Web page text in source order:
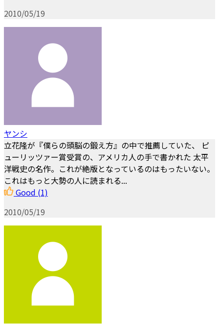
2010/05/19
ヤンシ
立花隆が『僕らの頭脳の鍛え方』の中で推薦していた、 ピ
ューリッツァー賞受賞の、アメリカ人の手で書かれた 太平
洋戦史の名作。これが絶版となっているのはもったいない。
これはもっと大勢の人に読まれる...
Good (1)
2010/05/19